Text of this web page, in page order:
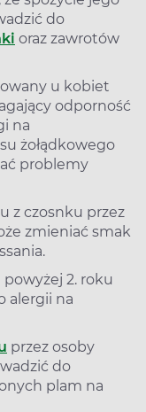
do
oraz zawrotów
u kobiet
odporność
na
żołądkowego
problemy
z czosnku przez
zmieniać smak
2. roku
alergii na
przez osoby
do
plam na